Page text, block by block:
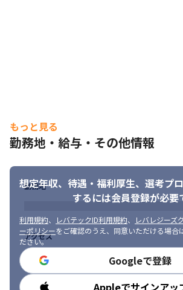
新しいライフスタイルを提案するプロダクト
もっと見る
勤務地・給与・その他情報
想定年収、待遇・福利厚生、 選考プ
するには会員登録が必要
利用規約、 レバテックID利用規約、
レバレジーズ
ーポリシーをご確認のうえ、同意いただける場合
ださい。
Googleで登録
Appleでサインアッ
勤務地
アクセス
勤務時間